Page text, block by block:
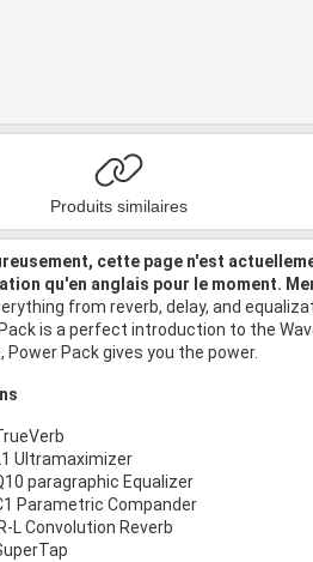
Produits similaires
cette page n'est
qu'en anglais pour le moment.
from reverb, delay, and
is a perfect introduction to the
Power Pack gives you the power.
Ultramaximizer
paragraphic Equalizer
Parametric Compander
IR-L Convolution Reverb